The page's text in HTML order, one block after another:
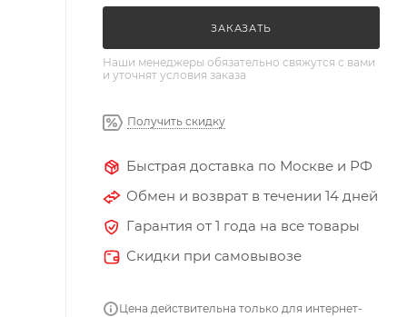
ЗАКАЗАТЬ
Наши менеджеры обязательно свяжутся с вами
и уточнят условия заказа
Получить скидку
Быстрая доставка по Москве и РФ
Обмен и возврат в течении 14 дней
Гарантия от 1 года на все товары
Скидки при самовывозе
Цена действительна только для интернет-